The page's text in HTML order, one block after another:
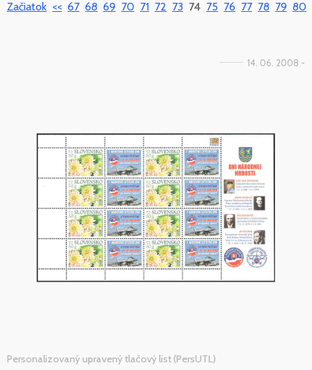
Začiatok << 67 68 69 70 71 72 73 74 75 76 77 78 79 80
14. 06. 2008 -
Personalizovaný upravený tlačový list (PersUTL)